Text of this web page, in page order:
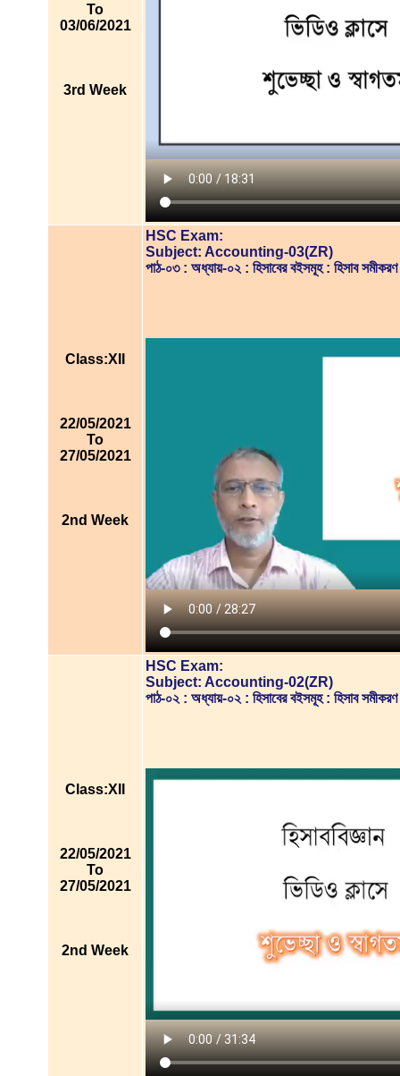
To
03/06/2021
3rd Week
Class:XII
22/05/2021
To
27/05/2021
2nd Week
HSC Exam:
Subject: Accounting-03(ZR)
পাঠ-০৩ : অধ্যায়-০২ : হিসাবের বইসমূহ : হিসাব
Class:XII
22/05/2021
To
27/05/2021
2nd Week
HSC Exam:
Subject: Accounting-02(ZR)
পাঠ-০২ : অধ্যায়-০২ : হিসাবের বইসমূহ : হিসাব